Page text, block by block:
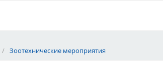
/ Зоотехнические мероприятия